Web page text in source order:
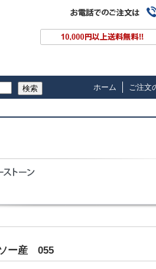
検索 ホーム ご注文
ー産 055